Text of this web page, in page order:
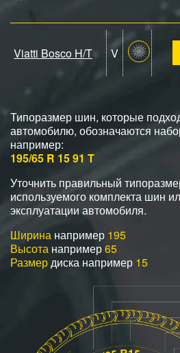
Viatti Bosco H/T V
Типоразмер шин, которые
автомобилю, обозначаются
например:
195/65 R 15 91 T
Уточнить правильный
используемого комплекта шин
эксплуатации автомобиля.
Ширина например 195
Высота например65
Размер диска например 15